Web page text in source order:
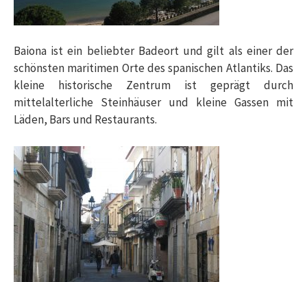
Baiona ist ein beliebter Badeort und gilt als einer der
schönsten maritimen Orte des spanischen Atlantiks. Das
kleine historische Zentrum ist geprägt durch
mittelalterliche Steinhäuser und kleine Gassen mit
Läden, Bars und Restaurants.